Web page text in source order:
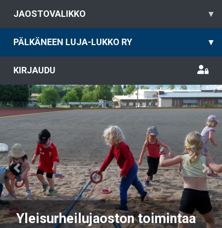
JAOSTOVALIKKO ▾
PÄLKÄNEEN LUJA-LUKKO RY ▾
KIRJAUDU
Yleisurheilujaoston toimintaa
Previous